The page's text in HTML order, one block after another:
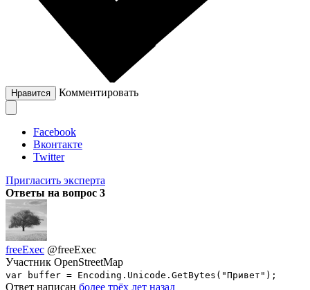
Нравится Комментировать
Facebook
Вконтакте
Twitter
Пригласить эксперта
Ответы на вопрос 3
freeExec @freeExec
Участник OpenStreetMap
var buffer = Encoding.Unicode.GetBytes("Привет");
Ответ написан более трёх лет назад